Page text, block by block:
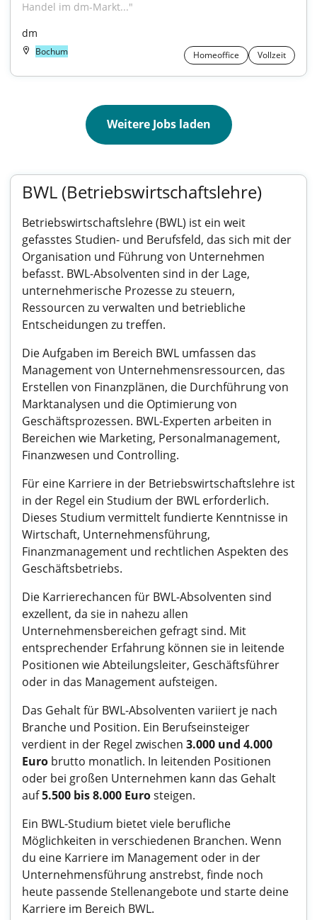
Handel im dm-Markt..."
dm
Bochum Homeoffice Vollzeit
Weitere Jobs laden
BWL (Betriebswirtschaftslehre)
Betriebswirtschaftslehre (BWL) ist ein weit
gefasstes Studien- und Berufsfeld, das sich mit der
Organisation und Führung von Unternehmen
befasst. BWL-Absolventen sind in der Lage,
unternehmerische Prozesse zu steuern,
Ressourcen zu verwalten und betriebliche
Entscheidungen zu treffen.
Die Aufgaben im Bereich BWL umfassen das
Management von Unternehmensressourcen, das
Erstellen von Finanzplänen, die Durchführung von
Marktanalysen und die Optimierung von
Geschäftsprozessen. BWL-Experten arbeiten in
Bereichen wie Marketing, Personalmanagement,
Finanzwesen und Controlling.
Für eine Karriere in der Betriebswirtschaftslehre ist
in der Regel ein Studium der BWL erforderlich.
Dieses Studium vermittelt fundierte Kenntnisse in
Wirtschaft, Unternehmensführung,
Finanzmanagement und rechtlichen Aspekten des
Geschäftsbetriebs.
Die Karrierechancen für BWL-Absolventen sind
exzellent, da sie in nahezu allen
Unternehmensbereichen gefragt sind. Mit
entsprechender Erfahrung können sie in leitende
Positionen wie Abteilungsleiter, Geschäftsführer
oder in das Management aufsteigen.
Das Gehalt für BWL-Absolventen variiert je nach
Branche und Position. Ein Berufseinsteiger
verdient in der Regel zwischen 3.000 und 4.000
Euro brutto monatlich. In leitenden Positionen
oder bei großen Unternehmen kann das Gehalt
auf5.500 bis 8.000 Eurosteigen.
Ein BWL-Studium bietet viele berufliche
Möglichkeiten in verschiedenen Branchen. Wenn
du eine Karriere im Management oder in der
Unternehmensführung anstrebst, finde noch
heute passende Stellenangebote und starte deine
Karriere im Bereich BWL.